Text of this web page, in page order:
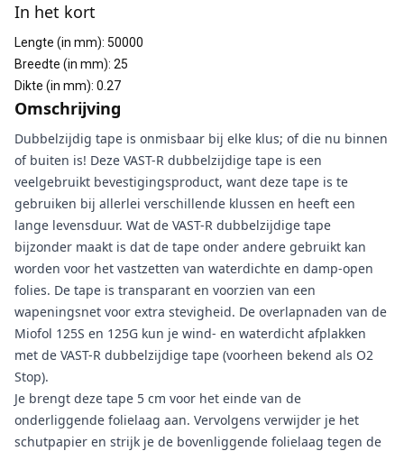
In het kort
Lengte (in mm): 50000
Breedte (in mm): 25
Dikte (in mm): 0.27
Omschrijving
Dubbelzijdig tape is onmisbaar bij elke klus; of die nu binnen
of buiten is! Deze VAST-R dubbelzijdige tape is een
veelgebruikt bevestigingsproduct, want deze tape is te
gebruiken bij allerlei verschillende klussen en heeft een
lange levensduur. Wat de VAST-R dubbelzijdige tape
bijzonder maakt is dat de tape onder andere gebruikt kan
worden voor het vastzetten van waterdichte en damp-open
folies. De tape is transparant en voorzien van een
wapeningsnet voor extra stevigheid. De overlapnaden van de
Miofol 125S en 125G kun je wind- en waterdicht afplakken
met de VAST-R dubbelzijdige tape (voorheen bekend als O2
Stop).
Je brengt deze tape 5 cm voor het einde van de
onderliggende folielaag aan. Vervolgens verwijder je het
schutpapier en strijk je de bovenliggende folielaag tegen de